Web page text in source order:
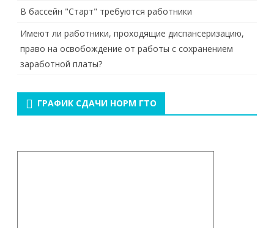
В бассейн "Старт" требуются работники
Имеют ли работники, проходящие диспансеризацию,
право на освобождение от работы с сохранением
заработной платы?
ГРАФИК СДАЧИ НОРМ ГТО